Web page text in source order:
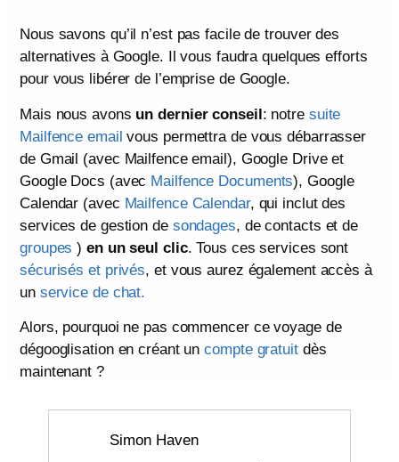
Nous savons qu’il n’est pas facile de trouver des
alternatives à Google. Il vous faudra quelques efforts
pour vous libérer de l’emprise de Google.
Mais nous avons un dernier conseil: notre suite
Mailfence email vous permettra de vous débarrasser
de Gmail (avec Mailfence email), Google Drive et
Google Docs (avec Mailfence Documents), Google
Calendar (avec Mailfence Calendar, qui inclut des
services de gestion de sondages, de contacts et de
groupes )en un seul clic. Tous ces services sont
sécurisés et privés, et vous aurez également accès à
un service de chat.
Alors, pourquoi ne pas commencer ce voyage de
dégooglisation en créant uncompte gratuitdès
maintenant ?
Simon Haven